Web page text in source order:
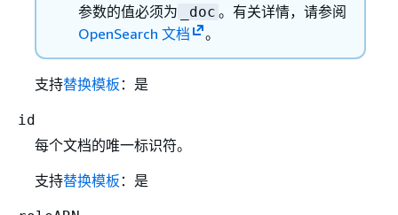
参数的值必须为 _doc 。有关详情，请参阅
OpenSearch 文档
。
支持替换模板 ：是
id
每个文档的唯一标识符。
支持替换模板 ：是